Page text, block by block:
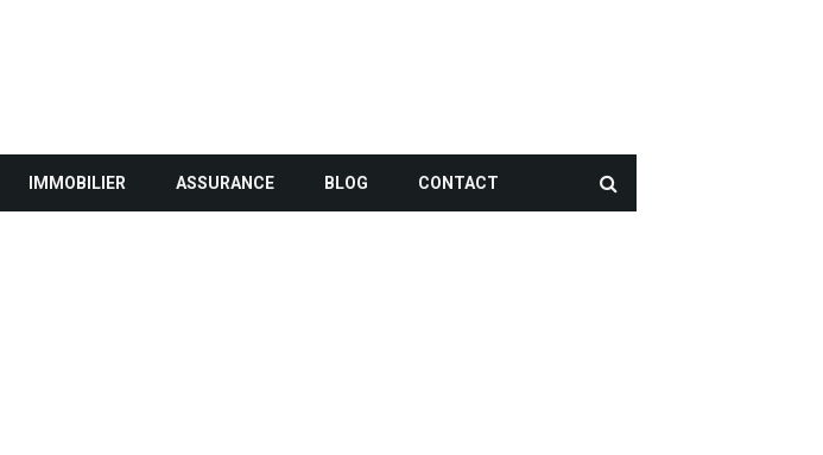
IMMOBILIER ASSURANCE BLOG CONTACT